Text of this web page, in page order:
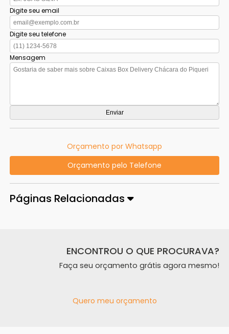
Digite seu email
Digite seu telefone
Mensagem
Orçamento por Whatsapp
Orçamento pelo Telefone
Páginas Relacionadas
ENCONTROU O QUE PROCURAVA?
Faça seu orçamento grátis agora mesmo!
Quero meu orçamento